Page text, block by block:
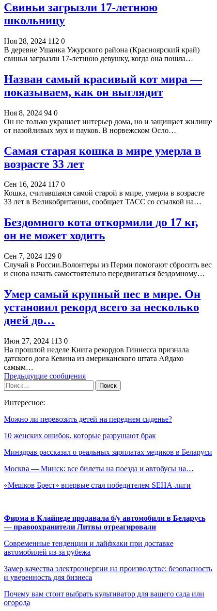
Свиньи загрызли 17-летнюю
школьницу
Ноя 28, 2024 112 0
В деревне Ушанка Ужурского района (Красноярский край)
свиньи загрызли 17-летнюю девушку, когда она пошла…
Назван самый красивый кот мира —
показываем, как он выглядит
Ноя 8, 2024 94 0
Он не только украшает интерьер дома, но и защищает жилище
от назойливых мух и пауков. В норвежском Осло…
Самая старая кошка в мире умерла в
возрасте 33 лет
Сен 16, 2024 117 0
Кошка, считавшаяся самой старой в мире, умерла в возрасте
33 лет в Великобритании, сообщает ТАСС со ссылкой на…
Бездомного кота откормили до 17 кг,
он не может ходить
Сен 7, 2024 129 0
Случай в России.Волонтеры из Перми помогают сбросить вес
и снова начать самостоятельно передвигаться бездомному…
Умер самый крупный пес в мире. Он
установил рекорд всего за несколько
дней до…
Июн 27, 2024 113 0
На прошлой неделе Книга рекордов Гиннесса признала
датского дога Кевина из американского штата Айдахо
самым…
Предыдущие сообщения
Интересное:
Можно ли перевозить детей на переднем сиденье?
10 женских ошибок, которые разрушают брак
Минздрав рассказал о реальных зарплатах медиков в Беларуси
Москва — Минск: все билеты на поезда и автобусы на…
«Мешков Брест» впервые стал победителем SEHA-лиги
Фирма в Клайпеде продавала б/у автомобили в Беларусь
— правоохранители Литвы отреагировали
Современные тенденции и лайфхаки при доставке
автомобилей из-за рубежа
Замер качества электроэнергии на производстве: безопасность
и уверенность для бизнеса
Почему вам стоит выбрать культиватор для вашего сада или
огорода